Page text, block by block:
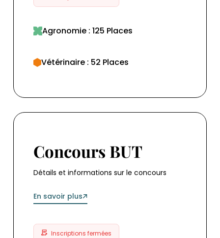
Agronomie : 125 Places
Vétérinaire : 52 Places
Concours BUT
Concours BUT
Détails et informations sur le concours
En savoir plus
Inscriptions fermées